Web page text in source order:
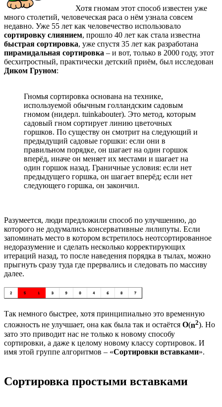
Хотя гномам этот способ известен уже
много столетий, человеческая раса о нём узнала совсем
недавно. Уже 55 лет как человечество использовало
сортировку слиянием, прошло 40 лет как стала известна
быстрая сортировка, уже спустя 35 лет как разработана
пирамидальная сортировка – и вот, только в 2000 году, этот
бесхитростный, практически детский приём, был исследован
Диком Груном:
Гномья сортировка основана на технике,
используемой обычным голландским садовым
гномом (нидерл. tuinkabouter). Это метод, которым
садовый гном сортирует линию цветочных
горшков. По существу он смотрит на следующий и
предыдущий садовые горшки: если они в
правильном порядке, он шагает на один горшок
вперёд, иначе он меняет их местами и шагает на
один горшок назад. Граничные условия: если нет
предыдущего горшка, он шагает вперёд; если нет
следующего горшка, он закончил.
Разумеется, люди предложили способ по улучшению, до
которого не додумались консервативные лилипуты. Если
запоминать место в котором встретилось неотсортированное
недоразумение и сделать несколько корректирующих
итераций назад, то после наведения порядка в тылах, можно
прыгнуть сразу туда где прервались и следовать по массиву
далее.
Так немного быстрее, хотя принципиально это временную
сложность не улучшает, она как была так и остаётся O(n2). Но
зато это приводит нас не только к новому способу
сортировки, а даже к целому новому классу сортировок. И
имя этой группе алгоритмов – «Сортировки вставками».
Сортировка простыми вставками